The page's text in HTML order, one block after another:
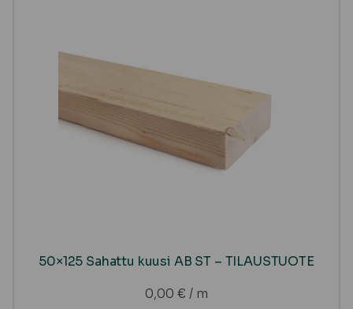
50×125 Sahattu kuusi AB ST – TILAUSTUOTE
0,00 € / m